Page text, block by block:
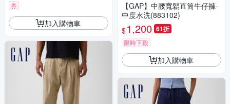
券
加入購物車
【GAP】中腰寬鬆直筒牛仔褲-
中度水洗(883102)
$1,200 61折
限時下殺
加入購物車